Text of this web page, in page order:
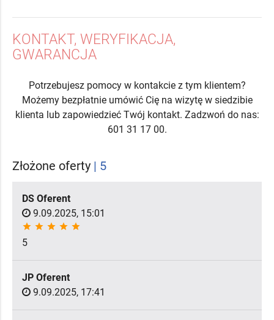
KONTAKT, WERYFIKACJA,
GWARANCJA
Potrzebujesz pomocy w kontakcie z tym klientem?
Możemy bezpłatnie umówić Cię na wizytę w siedzibie
klienta lub zapowiedzieć Twój kontakt. Zadzwoń do nas:
601 31 17 00.
Złożone oferty | 5
DS Oferent
9.09.2025, 15:01
star star star star star
5
JP Oferent
9.09.2025, 17:41